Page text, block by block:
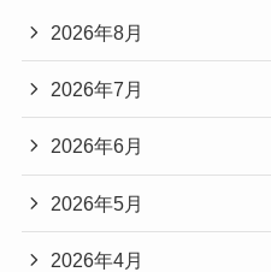
2026年8月
2026年7月
2026年6月
2026年5月
2026年4月